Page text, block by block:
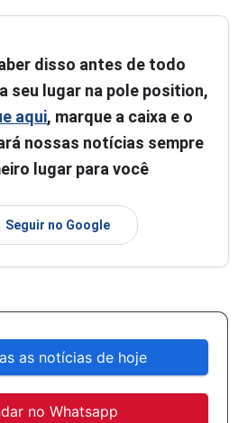
disso antes de todo
seu lugar na pole position,
aqui, marque a caixa e o
nossas notícias sempre
lugar para você
Seguir no Google
as notícias de hoje
no Whatsapp